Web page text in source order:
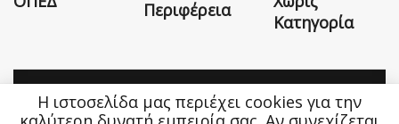
Περιφέρεια
Κατηγορία
Η εταιρεία Όροι Χρήσης Επικοινωνία
Η ιστοσελίδα μας περιέχει cookies για την